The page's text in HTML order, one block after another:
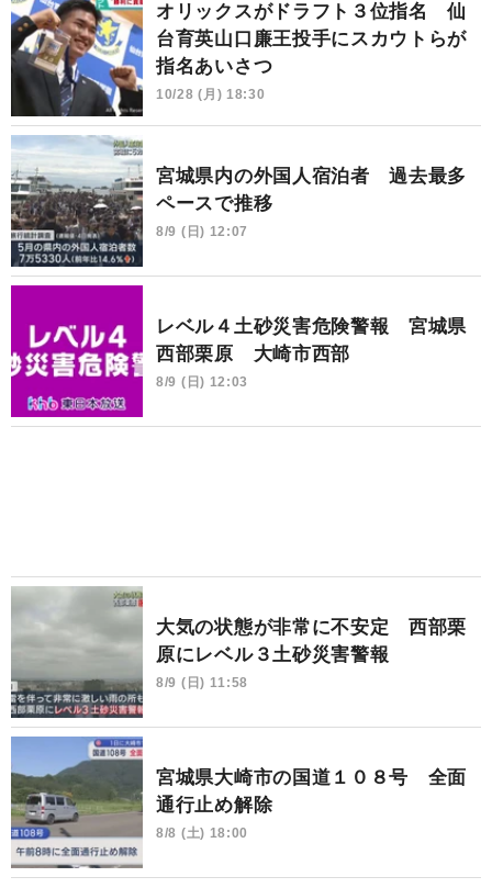
オリックスがドラフト３位指名 仙
台育英山口廉王投手にスカウトらが
指名あいさつ
10/28 (月) 18:30
宮城県内の外国人宿泊者 過去最多
ペースで推移
8/9 (日) 12:07
レベル４土砂災害危険警報 宮城県
西部栗原 大崎市西部
8/9 (日) 12:03
大気の状態が非常に不安定 西部栗
原にレベル３土砂災害警報
8/9 (日) 11:58
宮城県大崎市の国道１０８号 全面
通行止め解除
8/8 (土) 18:00